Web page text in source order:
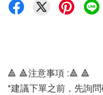
🔺 🔺注意事項 :🔺 🔺
*建議下單之前，先詢